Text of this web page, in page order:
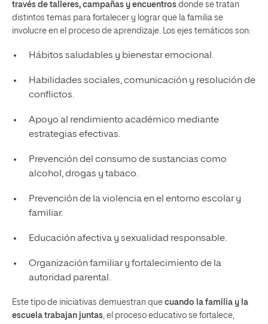
través de talleres, campañas y encuentros donde se tratan
distintos temas para fortalecer y lograr que la familia se
involucre en el proceso de aprendizaje. Los ejes temáticos son:
Hábitos saludables y bienestar emocional.
Habilidades sociales, comunicación y resolución de
conflictos.
Apoyo al rendimiento académico mediante
estrategias efectivas.
Prevención del consumo de sustancias como
alcohol, drogas y tabaco.
Prevención de la violencia en el entorno escolar y
familiar.
Educación afectiva y sexualidad responsable.
Organización familiar y fortalecimiento de la
autoridad parental.
Este tipo de iniciativas demuestran que cuando la familia y la
escuela trabajan juntas, el proceso educativo se fortalece,